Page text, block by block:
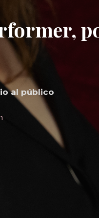
al público